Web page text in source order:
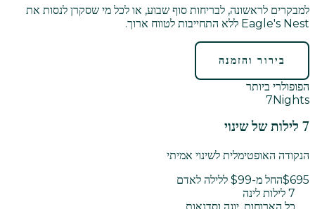
למבקרים לראשונה, לבריחות סוף שבוע, או לכל מי שסקרן לנסות את
Eagle's Nest ללא התחייבות לטווח ארוך.
בירור והזמנה
הפופולרי ביותר
7Nights
7 לילות של שינוי
הנקודה האופטימלית לשינוי אמיתי
$695החל מ-$99 ללילה לאדם
7 לילות לינה
כל הארוחות, יוגה וסדנאות